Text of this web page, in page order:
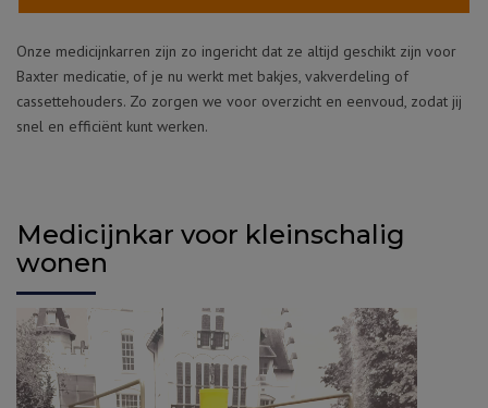
Onze medicijnkarren zijn zo ingericht dat ze altijd geschikt zijn voor
Baxter medicatie, of je nu werkt met bakjes, vakverdeling of
cassettehouders. Zo zorgen we voor overzicht en eenvoud, zodat jij
snel en efficiënt kunt werken.
Medicijnkar voor kleinschalig
wonen